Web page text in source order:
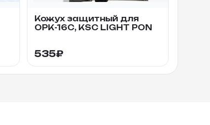
Кожух защитный для
ОРК-16С, KSC LIGHT PON
535₽